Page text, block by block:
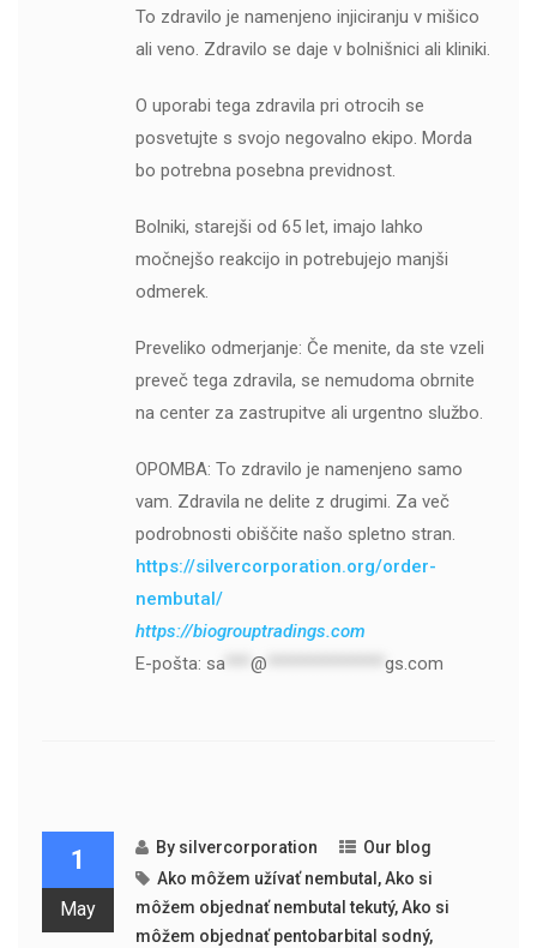
To zdravilo je namenjeno injiciranju v mišico
ali veno. Zdravilo se daje v bolnišnici ali kliniki.
O uporabi tega zdravila pri otrocih se
posvetujte s svojo negovalno ekipo. Morda
bo potrebna posebna previdnost.
Bolniki, starejši od 65 let, imajo lahko
močnejšo reakcijo in potrebujejo manjši
odmerek.
Preveliko odmerjanje: Če menite, da ste vzeli
preveč tega zdravila, se nemudoma obrnite
na center za zastrupitve ali urgentno službo.
OPOMBA: To zdravilo je namenjeno samo
vam. Zdravila ne delite z drugimi. Za več
podrobnosti obiščite našo spletno stran.
https://silvercorporation.org/order-
nembutal/
https://biogrouptradings.com
E-pošta: sa*** @ gs.com
1
May
By silvercorporation
Our blog
Ako môžem užívať nembutal ,Ako si
môžem objednať nembutal tekutý,Ako si
môžem objednať pentobarbital sodný,